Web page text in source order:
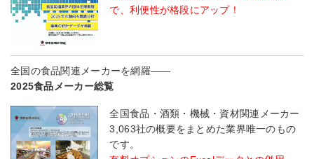
で、利便性が格段にアップ！
全国の食品関連メーカーを網羅――
2025食品メーカー総覧
全国食品・酒類・機械・資材関連メーカー
3,063社の概要をまとめた業界唯一のもの
です。